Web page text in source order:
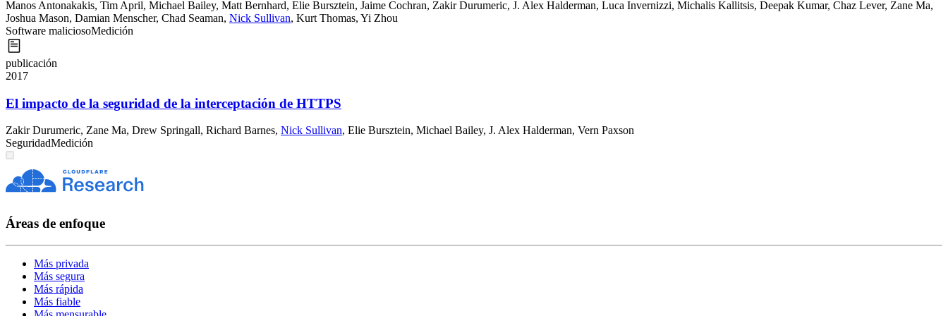
Manos Antonakakis, Tim April, Michael Bailey, Matt Bernhard, Elie Bursztein, Jaime Cochran, Zakir Durumeric, J. Alex Halderman, Luca Invernizzi, Michalis Kallitsis, Deepak Kumar, Chaz Lever, Zane Ma,
Joshua Mason, Damian Menscher, Chad Seaman, Nick Sullivan, Kurt Thomas, Yi Zhou
Software maliciosoMedición
publicación
2017
El impacto de la seguridad de la interceptación de HTTPS
Zakir Durumeric, Zane Ma, Drew Springall, Richard Barnes, Nick Sullivan, Elie Bursztein, Michael Bailey, J. Alex Halderman, Vern Paxson
SeguridadMedición
Áreas de enfoque
Más privada
Más segura
Más rápida
Más fiable